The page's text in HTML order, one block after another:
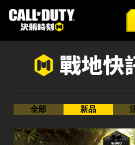
全部
新品
全部
新品